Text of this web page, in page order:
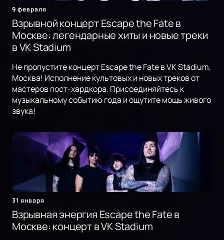
9 февраля
Взрывной концерт Escape the Fate в
Москве: легендарные хиты и новые треки
в VK Stadium
Не пропустите концерт Escape the Fate в VK Stadium,
Москва! Исполнение культовых и новых треков от
мастеров пост-хардкора. Присоединяйтесь к
музыкальному событию года и ощутите мощь живого
звука!
31 января
Взрывная энергия Escape the Fate в
Москве: концерт в VK Stadium